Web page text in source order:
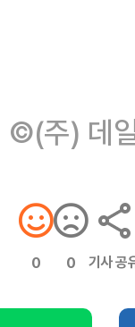
©(주) 데
0 0 기사 공